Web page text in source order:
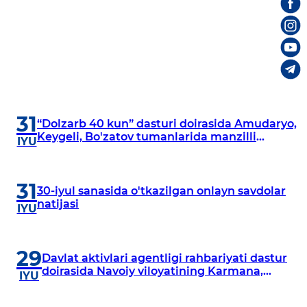
31
IYU
“Dolzarb 40 kun” dasturi doirasida Amudaryo,
Keygeli, Bo'zatov tumanlarida manzilli
31
IYU
30-iyul sanasida o'tkazilgan onlayn savdolar
natijasi
29
IYU
Davlat aktivlari agentligi rahbariyati dastur
doirasida Navoiy viloyatining Karmana,